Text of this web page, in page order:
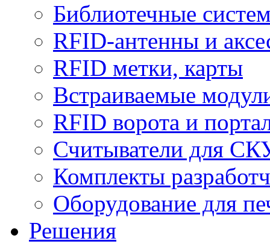
Библиотечные
RFID-антенны и
RFID метки, карты
Встраиваемые
RFID ворота и
Считыватели для
Комплекты
Оборудование для
Решения